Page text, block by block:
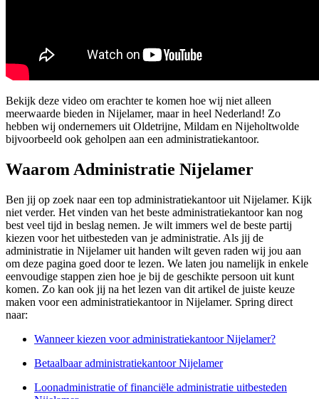
Bekijk deze video om erachter te komen hoe wij niet alleen
meerwaarde bieden in Nijelamer, maar in heel Nederland! Zo
hebben wij ondernemers uit Oldetrijne, Mildam en Nijeholtwolde
bijvoorbeeld ook geholpen aan een administratiekantoor.
Waarom Administratie Nijelamer
Ben jij op zoek naar een top administratiekantoor uit Nijelamer. Kijk
niet verder. Het vinden van het beste administratiekantoor kan nog
best veel tijd in beslag nemen. Je wilt immers wel de beste partij
kiezen voor het uitbesteden van je administratie. Als jij de
administratie in Nijelamer uit handen wilt geven raden wij jou aan
om deze pagina goed door te lezen. We laten jou namelijk in enkele
eenvoudige stappen zien hoe je bij de geschikte persoon uit kunt
komen. Zo kan ook jij na het lezen van dit artikel de juiste keuze
maken voor een administratiekantoor in Nijelamer. Spring direct
naar:
Wanneer kiezen voor administratiekantoor Nijelamer?
Betaalbaar administratiekantoor Nijelamer
Loonadministratie of financiële administratie uitbesteden